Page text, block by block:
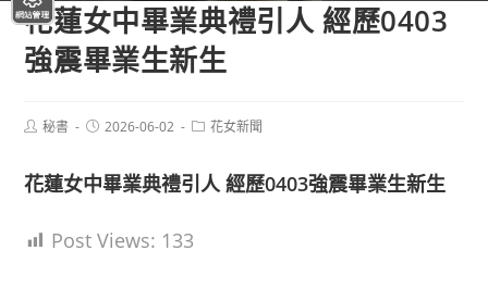
花蓮女中畢業典禮引人 經歷0403
強震畢業生新生
Post秘書
Post2026-06-02
Post花女新聞
花蓮女中畢業典禮引人 經歷0403強震畢業生新生
Post Views: 133